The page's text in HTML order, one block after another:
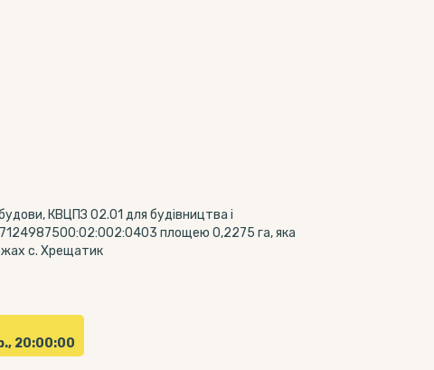
КВЦПЗ 02.01 для будівництва і
7124987500:02:002:0403 площею 0,2275 га, яка
с. Хрещатик
20:00:00